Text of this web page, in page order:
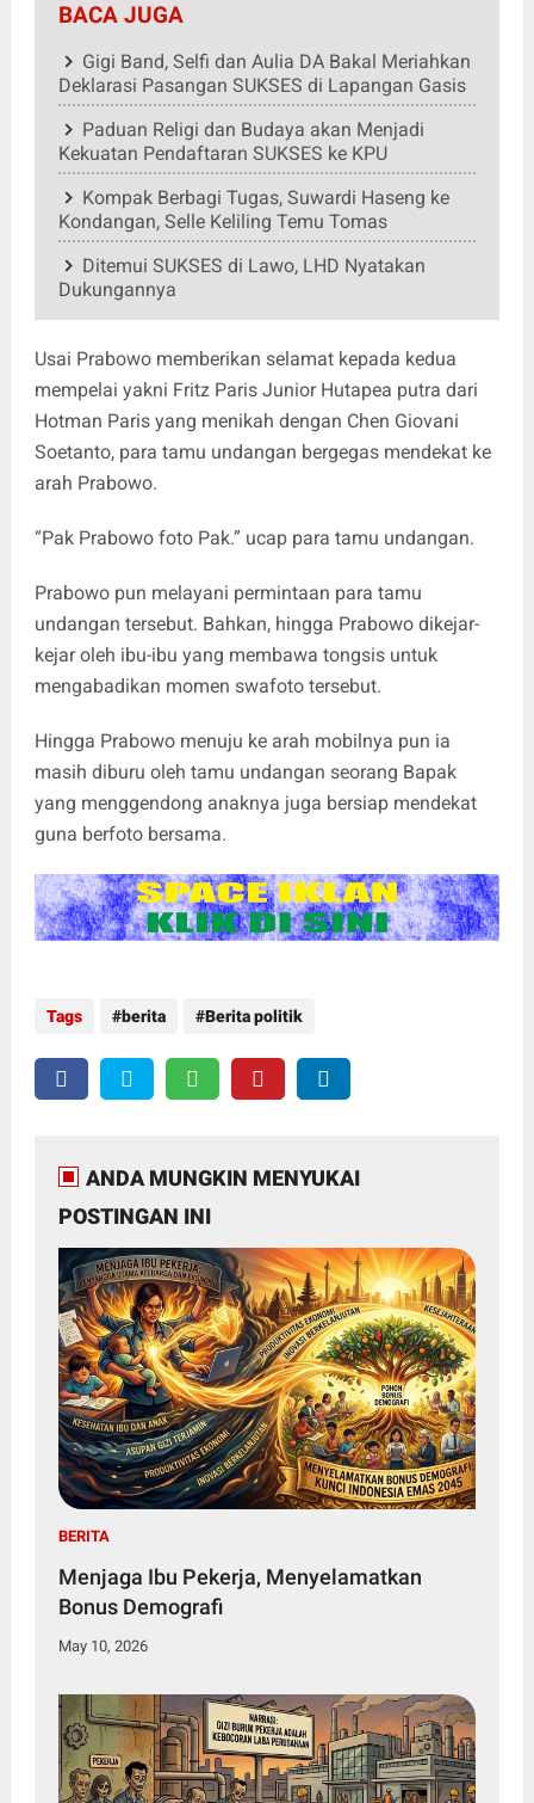
BACA JUGA
Gigi Band, Selfi dan Aulia DA Bakal Meriahkan
Deklarasi Pasangan SUKSES di Lapangan Gasis
Paduan Religi dan Budaya akan Menjadi
Kekuatan Pendaftaran SUKSES ke KPU
Kompak Berbagi Tugas, Suwardi Haseng ke
Kondangan, Selle Keliling Temu Tomas
Ditemui SUKSES di Lawo, LHD Nyatakan
Dukungannya
Usai Prabowo memberikan selamat kepada kedua
mempelai yakni Fritz Paris Junior Hutapea putra dari
Hotman Paris yang menikah dengan Chen Giovani
Soetanto, para tamu undangan bergegas mendekat ke
arah Prabowo.
“Pak Prabowo foto Pak.” ucap para tamu undangan.
Prabowo pun melayani permintaan para tamu
undangan tersebut. Bahkan, hingga Prabowo dikejar-
kejar oleh ibu-ibu yang membawa tongsis untuk
mengabadikan momen swafoto tersebut.
Hingga Prabowo menuju ke arah mobilnya pun ia
masih diburu oleh tamu undangan seorang Bapak
yang menggendong anaknya juga bersiap mendekat
guna berfoto bersama.
Tags berita Berita politik
ANDA MUNGKIN MENYUKAI
POSTINGAN INI
BERITA
Menjaga Ibu Pekerja, Menyelamatkan
Bonus Demografi
May 10, 2026